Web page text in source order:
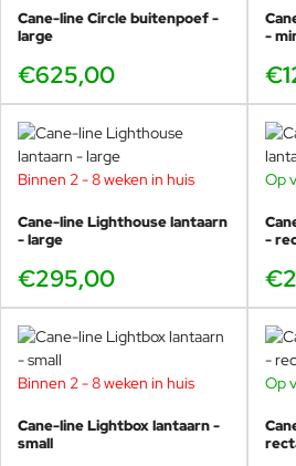
Ons interne ontwerpteam werkt hier
optimale collectie te creëren met
ontwerpteam van Cane-line werkt ook
externe ontwerpers.
Cane-line Circle buitenpoef -
large
€625,00
-
Binnen 2 - 8 weken in huis
Cane-line Lighthouse lantaarn
- large
€295,00
Op
-
Binnen 2 - 8 weken in huis
Cane-line Lightbox lantaarn -
small
Op